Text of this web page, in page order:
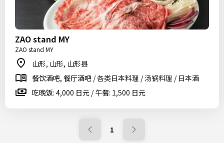
ZAO stand MY
ZAO stand MY
山形, 山形, 山形县
餐饮酒吧, 餐厅酒吧 / 各类日本料理 / 汤锅料理 / 日本酒
吃晚饭: 4,000 日元 / 午餐: 1,500 日元
1